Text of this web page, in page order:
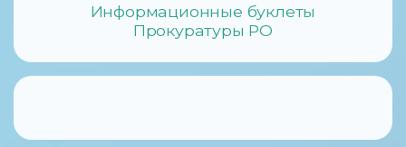
Информационные буклеты
Прокуратуры РО